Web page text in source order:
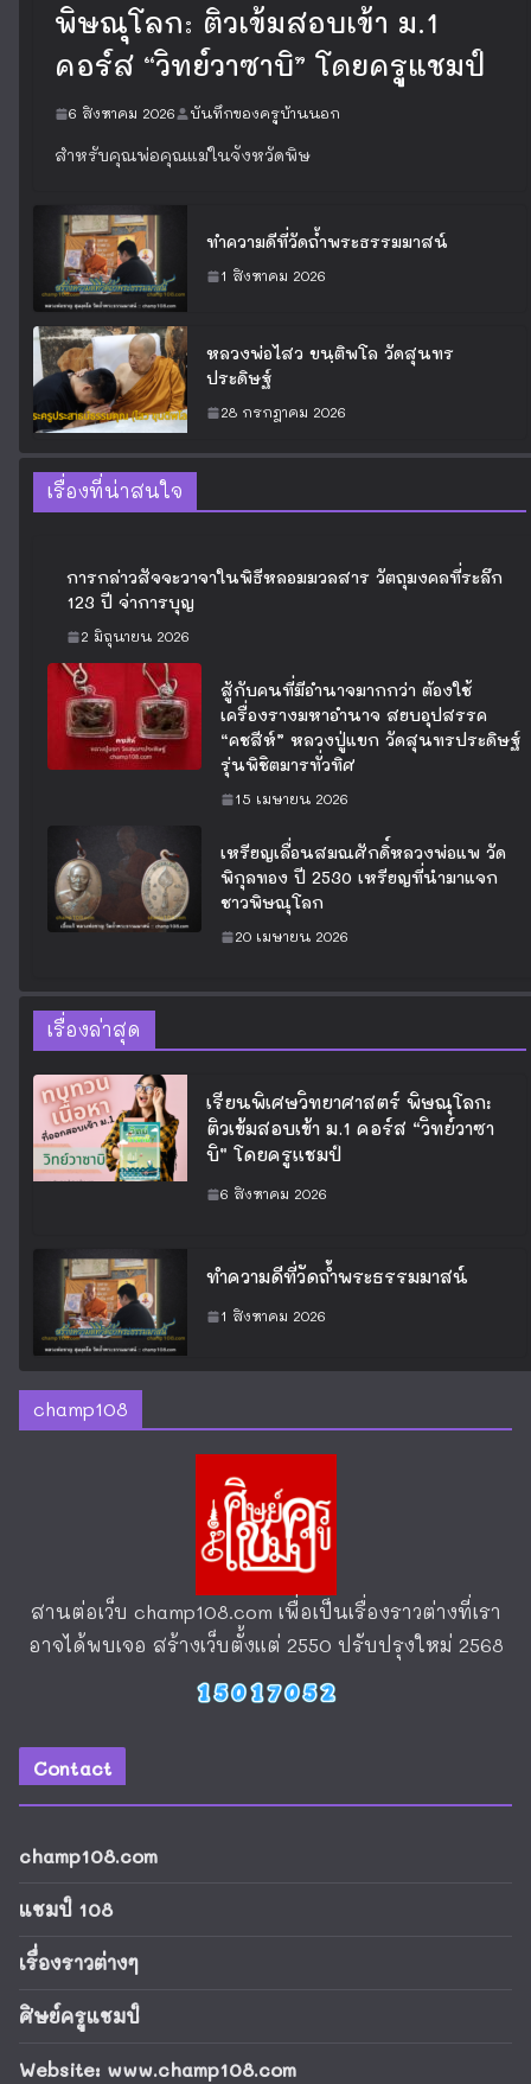
พิษณุโลก: ติวเข้มสอบเข้า ม.1
คอร์ส “วิทย์วาซาบิ” โดยครูแชมป์
6 สิงหาคม 2026 บันทึกของครูบ้านนอก
สำหรับคุณพ่อคุณแม่ในจังหวัดพิษ
ทำความดีที่วัดถ้ำพระธรรมมาสน์
1 สิงหาคม 2026
หลวงพ่อไสว ขนฺติพโล วัดสุนทร
ประดิษฐ์
28 กรกฎาคม 2026
เรื่องที่น่าสนใจ
การกล่าวสัจจะวาจาในพิธีหลอมมวลสาร วัตถุมงคลที่ระลึก
123 ปี จ่าการบุญ
2 มิถุนายน 2026
สู้กับคนที่มีอำนาจมากกว่า ต้องใช้
เครื่องรางมหาอำนาจ สยบอุปสรรค
“คชสีห์” หลวงปู่แขก วัดสุนทรประดิษฐ์
รุ่นพิชิตมารทั่วทิศ
15 เมษายน 2026
เหรียญเลื่อนสมณศักดิ์หลวงพ่อแพ วัด
พิกุลทอง ปี 2530 เหรียญที่นำมาแจก
ชาวพิษณุโลก
20 เมษายน 2026
เรื่องล่าสุด
เรียนพิเศษวิทยาศาสตร์ พิษณุโลก:
ติวเข้มสอบเข้า ม.1 คอร์ส “วิทย์วาซา
บิ” โดยครูแชมป์
6 สิงหาคม 2026
ทำความดีที่วัดถ้ำพระธรรมมาสน์
1 สิงหาคม 2026
champ108
สานต่อเว็บ champ108.com เพื่อเป็นเรื่องราวต่างที่เรา
อาจได้พบเจอ สร้างเว็บตั้งแต่ 2550 ปรับปรุงใหม่ 2568
Contact
champ108.com
แชมป์ 108
เรื่องราวต่างๆ
ศิษย์ครูแชมป์
Website: www.champ108.com